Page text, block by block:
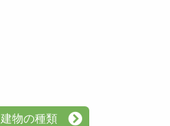
建物の種類